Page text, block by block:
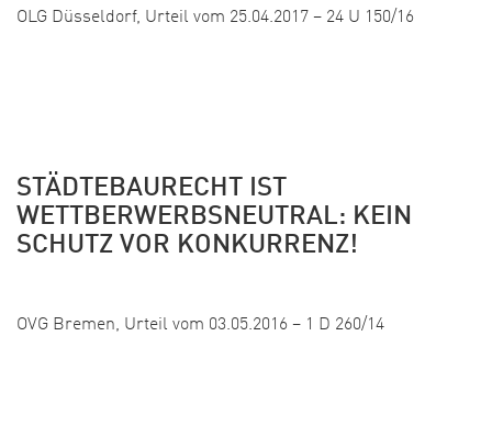
OLG Düsseldorf, Urteil vom 25.04.2017 – 24 U 150/16
STÄDTEBAURECHT IST
WETTBERWERBSNEUTRAL: KEIN
SCHUTZ VOR KONKURRENZ!
OVG Bremen, Urteil vom 03.05.2016 – 1 D 260/14